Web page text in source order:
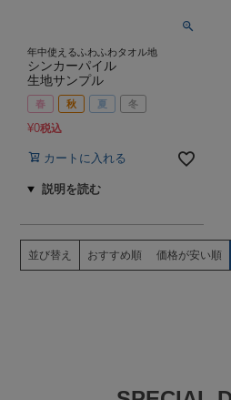
年中使えるふわふわタオル地
シンカーパイル
生地サンプル
春 秋 夏 冬
¥0税込
カートに入れる
並び替え おすすめ順 価格が安い順